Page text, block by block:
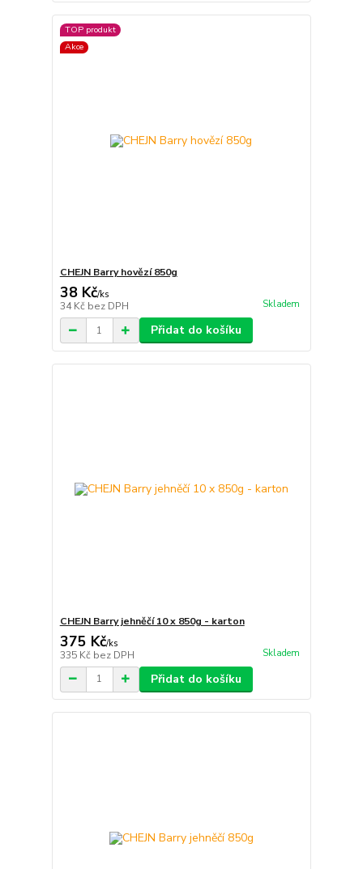
TOP produkt
Akce
CHEJN Barry hovězí 850g
38 Kč/ks
34 Kč bez DPH Skladem
Přidat do košíku
CHEJN Barry jehněčí 10 x 850g - karton
375 Kč/ks
335 Kč bez DPH Skladem
Přidat do košíku